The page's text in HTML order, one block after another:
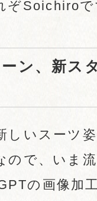
ぞSoichiroで
ン、新ス
しいスーツ
ので、いま
の画像加